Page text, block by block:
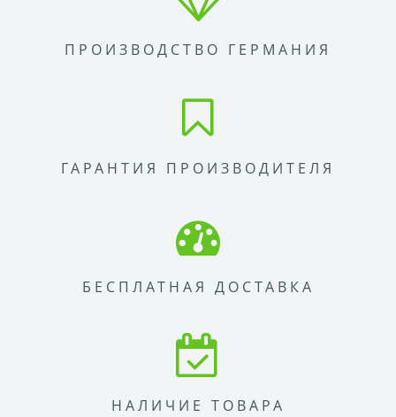
ПРОИЗВОДСТВО ГЕРМАНИЯ
ГАРАНТИЯ ПРОИЗВОДИТЕЛЯ
БЕСПЛАТНАЯ ДОСТАВКА
НАЛИЧИЕ ТОВАРА